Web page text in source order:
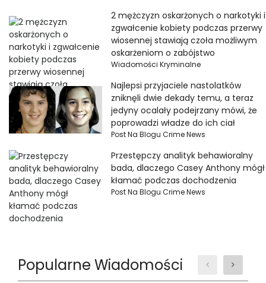
2 mężczyzn oskarżonych o narkotyki i
zgwałcenie kobiety podczas przerwy
wiosennej stawiają czoła możliwym
oskarżeniom o zabójstwo
Wiadomości Kryminalne
Najlepsi przyjaciele nastolatków
zniknęli dwie dekady temu, a teraz
jedyny ocalały podejrzany mówi, że
poprowadzi władze do ich ciał
Post Na Blogu Crime News
Przestępczy analityk behawioralny
bada, dlaczego Casey Anthony mógł
kłamać podczas dochodzenia
Post Na Blogu Crime News
Popularne Wiadomości